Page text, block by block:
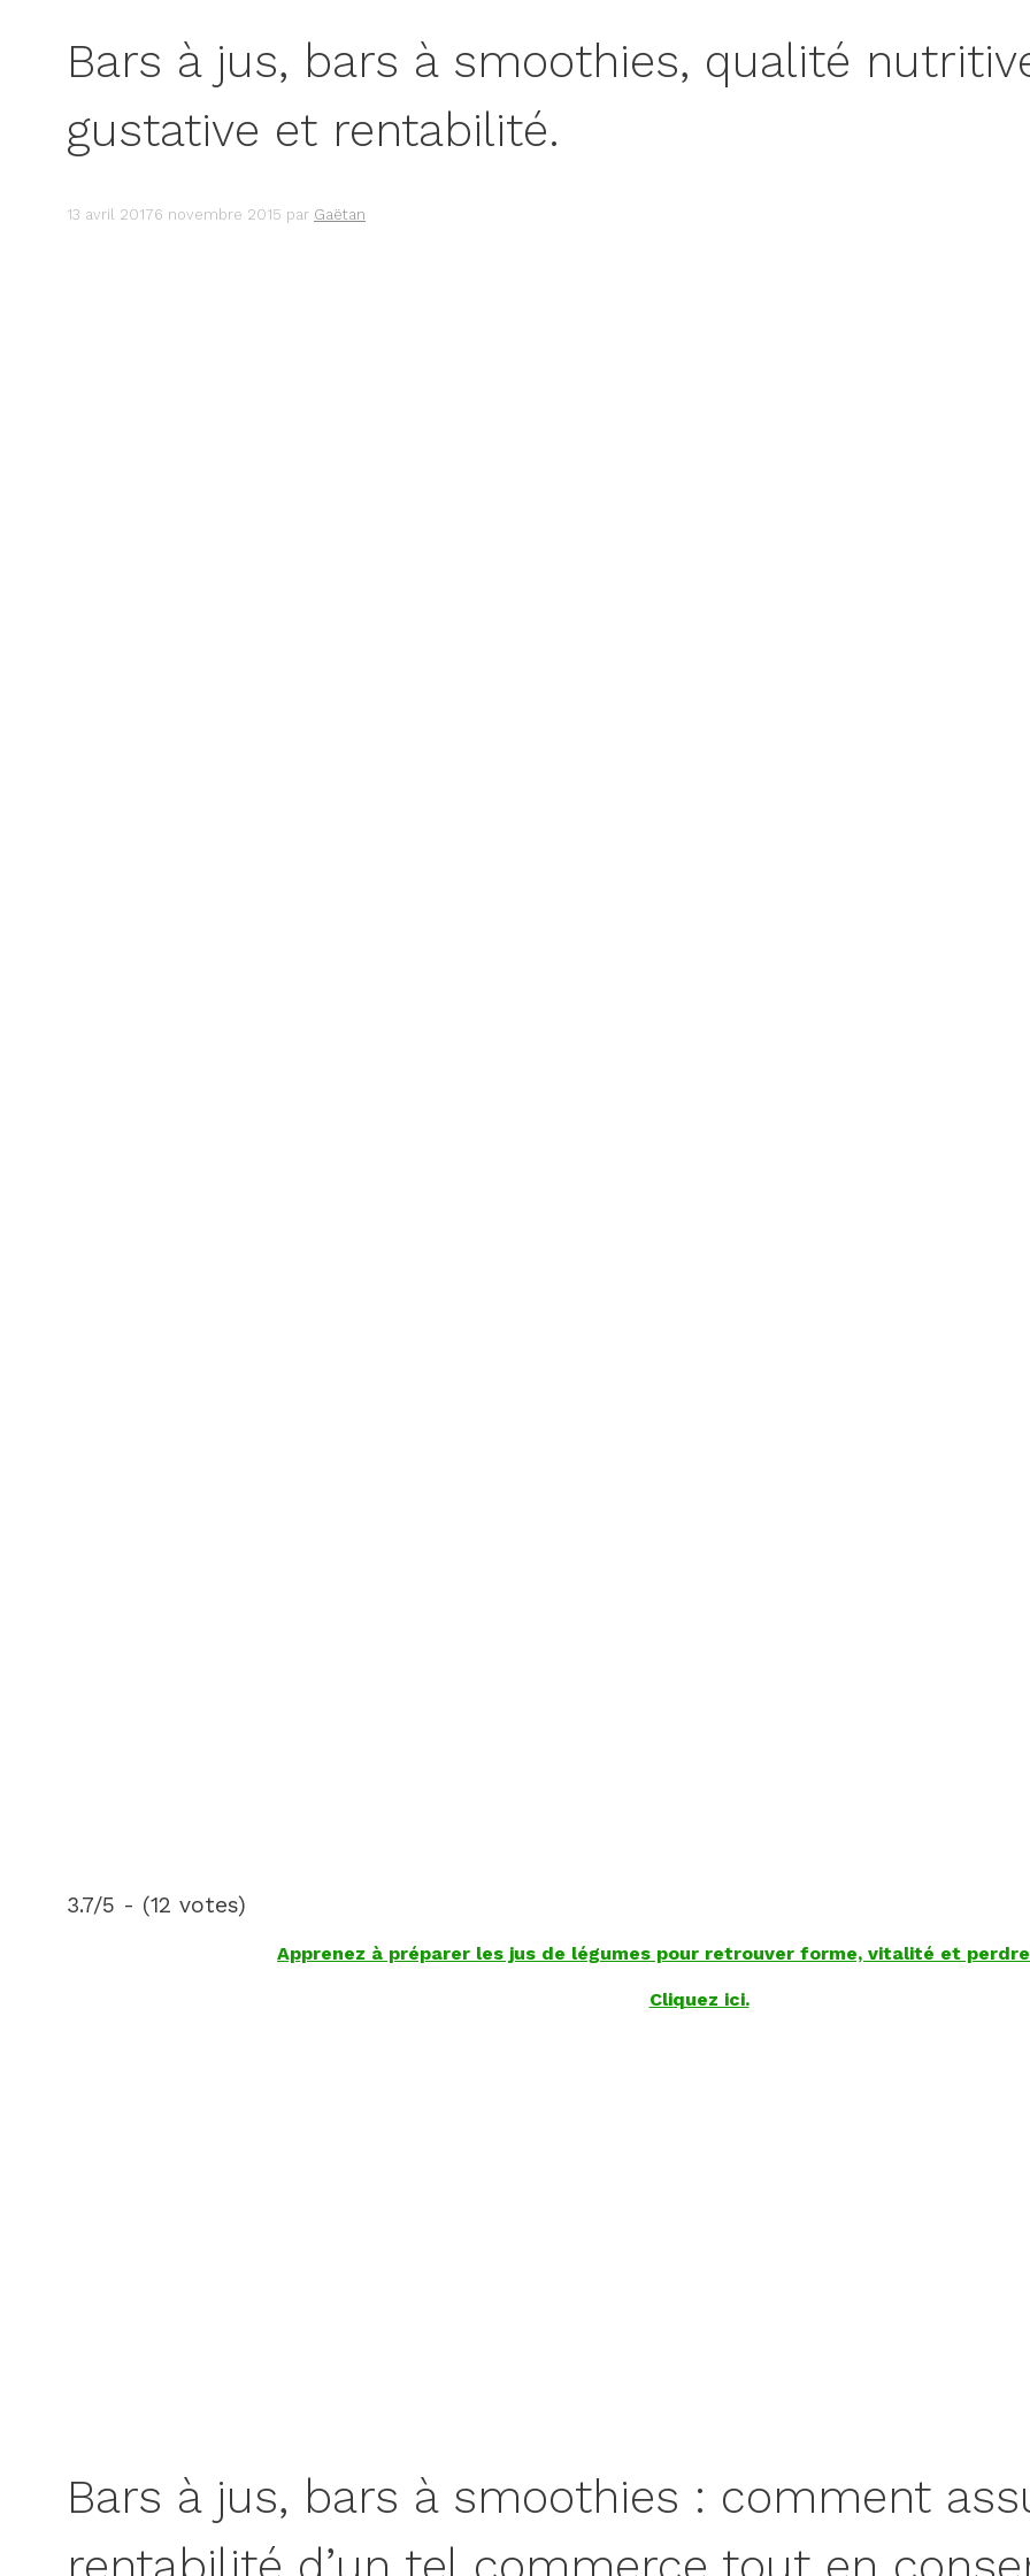
Bars à jus, bars à smoothies, qualité
gustative et rentabilité.
13 avril 20176 novembre 2015 par Gaëtan
3.7/5 - (12 votes)
Apprenez à préparer les jus de légumes pour retrouver forme, vitalité et
Cliquez ici.
Bars à jus, bars à smoothies : comment